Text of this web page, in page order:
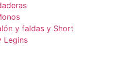
y faldas y Short
Legins